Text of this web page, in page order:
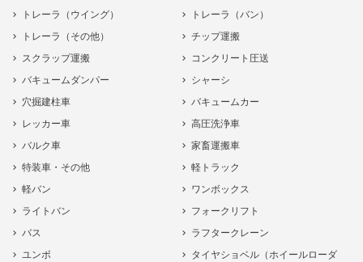
トレーラ（ウイング）
トレーラ（バン）
トレーラ（その他）
チップ運搬
スクラップ運搬
コンクリート圧送
バキュームダンパー
シャーシ
穴掘建柱車
バキュームカー
レッカー車
高圧洗浄車
バルク車
家畜運搬車
特装車・その他
軽トラック
軽バン
ワンボックス
ライトバン
フォークリフト
バス
ラフタークレーン
ユンボ
タイヤショベル（ホイールローダ